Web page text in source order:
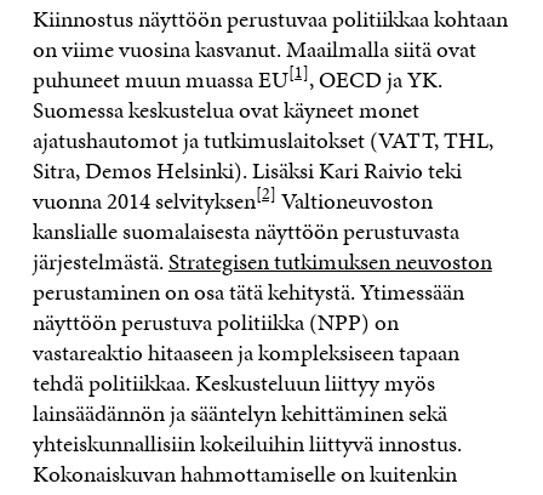
Kiinnostus näyttöön perustuvaa politiikkaa kohtaan
on viime vuosina kasvanut. Maailmalla siitä ovat
puhuneet muun muassa EU[1], OECD ja YK.
Suomessa keskustelua ovat käyneet monet
ajatushautomot ja tutkimuslaitokset (VATT, THL,
Sitra, Demos Helsinki). Lisäksi Kari Raivio teki
vuonna 2014 selvityksen[2] Valtioneuvoston
kanslialle suomalaisesta näyttöön perustuvasta
järjestelmästä.Strategisen tutkimuksen neuvoston
perustaminen on osa tätä kehitystä. Ytimessään
näyttöön perustuva politiikka (NPP) on
vastareaktio hitaaseen ja kompleksiseen tapaan
tehdä politiikkaa. Keskusteluun liittyy myös
lainsäädännön ja sääntelyn kehittäminen sekä
yhteiskunnallisiin kokeiluihin liittyvä innostus.
Kokonaiskuvan hahmottamiselle on kuitenkin